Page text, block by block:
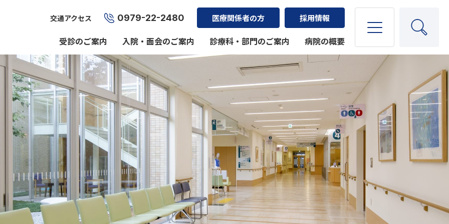
交通アクセス 0979-22-2480 医療関係者の方 採用情報
受診のご案内 入院・面会のご案内 診療科・部門のご案内 病院の概要